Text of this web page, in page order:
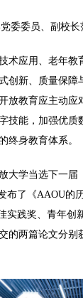
委委员、副校
术应用、老年教
创新、质量保障
放教育应主动应
技能，加强优质
终身教育体系。
大学当选下一届
布了《AAOU的
实践奖、青年创
的两篇论文分别